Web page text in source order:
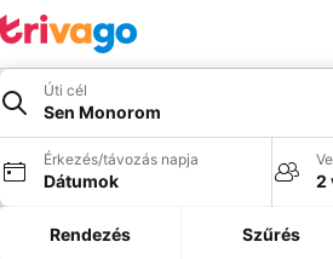
Úti cél
Sen Monorom
Érkezés/távozás napja
Dátumok 2
Rendezés Szűrés